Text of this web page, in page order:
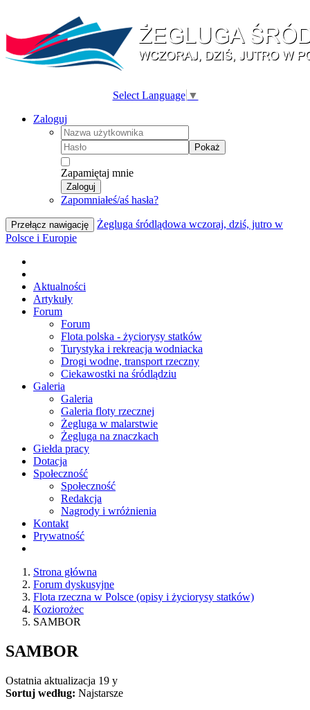
Select Language ▼
Zaloguj
Pokaż
Zapamiętaj mnie
Zaloguj
Zapomniałeś/aś hasła?
Przełącz nawigację
Żegluga śródlądowa wczoraj, dziś, jutro w
Polsce i Europie
Aktualności
Artykuły
Forum
Forum
Flota polska - życiorysy statków
Turystyka i rekreacja wodniacka
Drogi wodne, transport rzeczny
Ciekawostki na śródlądziu
Galeria
Galeria
Galeria floty rzecznej
Żegluga w malarstwie
Żegluga na znaczkach
Giełda pracy
Dotacja
Społeczność
Społeczność
Redakcja
Nagrody i wróżnienia
Kontakt
Prywatność
Strona główna
Forum dyskusyjne
Flota rzeczna w Polsce (opisy i życiorysy statków)
Koziorożec
SAMBOR
SAMBOR
Ostatnia aktualizacja 19 y
Sortuj według: Najstarsze